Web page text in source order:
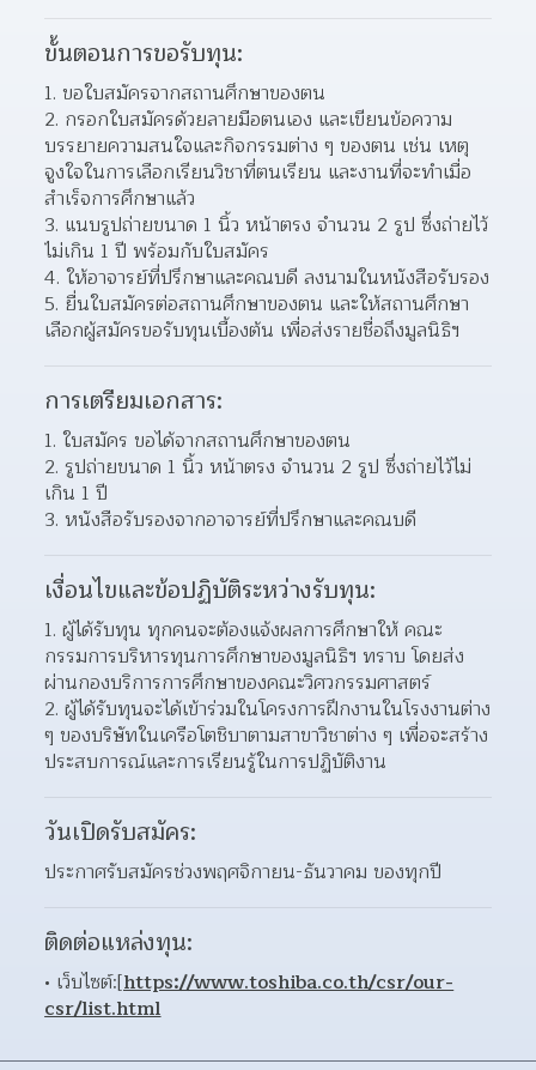
ขั้นตอนการขอรับทุน:
1. ขอใบสมัครจากสถานศึกษาของตน
2. กรอกใบสมัครด้วยลายมือตนเอง และเขียนข้อความ
บรรยายความสนใจและกิจกรรมต่าง ๆ ของตน เช่น เหตุ
จูงใจในการเลือกเรียนวิชาที่ตนเรียน และงานที่จะทำเมื่อ
สำเร็จการศึกษาแล้ว
3. แนบรูปถ่ายขนาด 1 นิ้ว หน้าตรง จำนวน 2 รูป ซึ่งถ่ายไว้
ไม่เกิน 1 ปี พร้อมกับใบสมัคร
4. ให้อาจารย์ที่ปรึกษาและคณบดี ลงนามในหนังสือรับรอง
5. ยื่นใบสมัครต่อสถานศึกษาของตน และให้สถานศึกษา
เลือกผู้สมัครขอรับทุนเบื้องต้น เพื่อส่งรายชื่อถึงมูลนิธิฯ
การเตรียมเอกสาร:
1. ใบสมัคร ขอได้จากสถานศึกษาของตน
2. รูปถ่ายขนาด 1 นิ้ว หน้าตรง จำนวน 2 รูป ซึ่งถ่ายไว้ไม่
เกิน 1 ปี
3. หนังสือรับรองจากอาจารย์ที่ปรึกษาและคณบดี
เงื่อนไขและข้อปฏิบัติระหว่างรับทุน:
1. ผู้ได้รับทุน ทุกคนจะต้องแจ้งผลการศึกษาให้ คณะ
กรรมการบริหารทุนการศึกษาของมูลนิธิฯ ทราบ โดยส่ง
ผ่านกองบริการการศึกษาของคณะวิศวกรรมศาสตร์
2. ผู้ได้รับทุนจะได้เข้าร่วมในโครงการฝึกงานในโรงงานต่าง
ๆ ของบริษัทในเครือโตชิบาตามสาขาวิชาต่าง ๆ เพื่อจะสร้าง
ประสบการณ์และการเรียนรู้ในการปฏิบัติงาน
วันเปิดรับสมัคร:
ประกาศรับสมัครช่วงพฤศจิกายน-ธันวาคม ของทุกปี
ติดต่อแหล่งทุน:
เว็บไซต์:[https://www.toshiba.co.th/csr/our-
csr/list.html